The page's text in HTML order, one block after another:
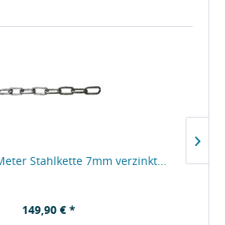
Stahlkette 7mm verzinkt...
149,90 € *